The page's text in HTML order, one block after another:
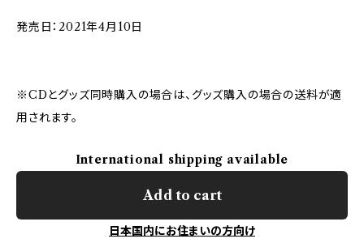
発売日：2021年4月10日
※CDとグッズ同時購入の場合は、グッズ購入の場合の送料が適
用されます。
International shipping available
Add to cart
日本国内にお住まいの方向け